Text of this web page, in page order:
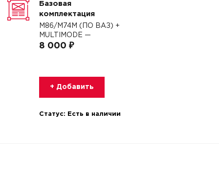
Базовая
комплектация
M86/M74M (ПО ВАЗ) +
MULTIMODE —
8 000 ₽
+ Добавить
Статус: Есть в наличии